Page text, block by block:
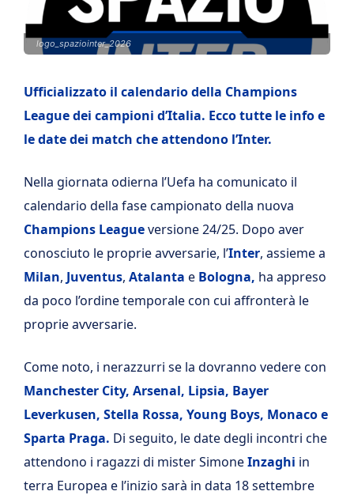
logo_spaziointer_2026
Ufficializzato il calendario della Champions
League dei campioni d’Italia. Ecco tutte le info e
le date dei match che attendono l’Inter.
Nella giornata odierna l’Uefa ha comunicato il
calendario della fase campionato della nuova
Champions Leagueversione 24/25. Dopo aver
conosciuto le proprie avversarie, l’Inter, assieme a
Milan, Juventus, Atalanta e Bologna, ha appreso
da poco l’ordine temporale con cui affronterà le
proprie avversarie.
Come noto, i nerazzurri se la dovranno vedere con
Manchester City, Arsenal, Lipsia, Bayer
Leverkusen, Stella Rossa, Young Boys, Monaco e
Sparta Praga. Di seguito, le date degli incontri che
attendono i ragazzi di mister SimoneInzaghi in
terra Europea e l’inizio sarà in data 18 settembre